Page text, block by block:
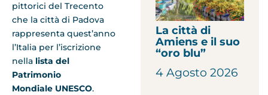
pittorici del Trecento
che la città di Padova
rappresenta quest’anno
l’Italia per l’iscrizione
nella lista del
Patrimonio
Mondiale UNESCO.
La città di
Amiens e il suo
“oro blu”
4 Agosto 2026